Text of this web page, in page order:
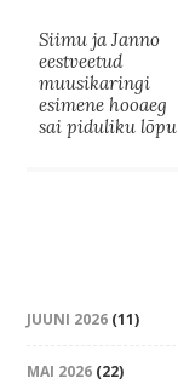
Siimu ja Janno
eestveetud
muusikaringi
esimene hooaeg
sai piduliku lõpu
JUUNI 2026 (11)
MAI 2026 (22)